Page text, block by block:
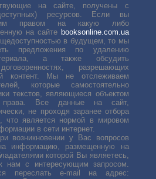
на сайте, получены с
ресурсов. Если вы
правом на какую либо
на сайте booksonline.com.ua
в будущем, то мы
предложения по удалению
а также обсудить
разрешающих
контент. Мы не отслеживаем
которые самостоятельно
текстов, являющиеся объектом
права. Все данные на сайт,
не проходя заранее отбора
что является нормой в мировом
в сети интернет.
возникновении у Вас вопросов
информацию, размещенную на
которой Вы являетесь,
нам с интересующим запросом.
переслать е-mail на адрес: